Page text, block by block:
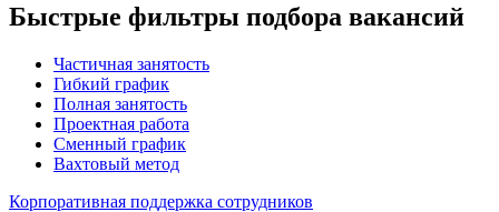
Быстрые фильтры подбора вакансий
Частичная занятость
Гибкий график
Полная занятость
Проектная работа
Сменный график
Вахтовый метод
Корпоративная поддержка сотрудников